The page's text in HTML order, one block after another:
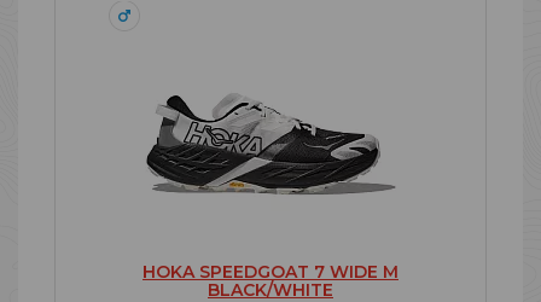
HOKA SPEEDGOAT 7 WIDE M
BLACK/WHITE